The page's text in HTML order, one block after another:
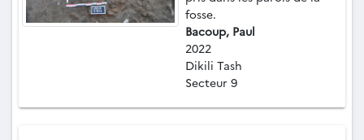
fosse.
Bacoup, Paul
2022
Dikili Tash
Secteur 9